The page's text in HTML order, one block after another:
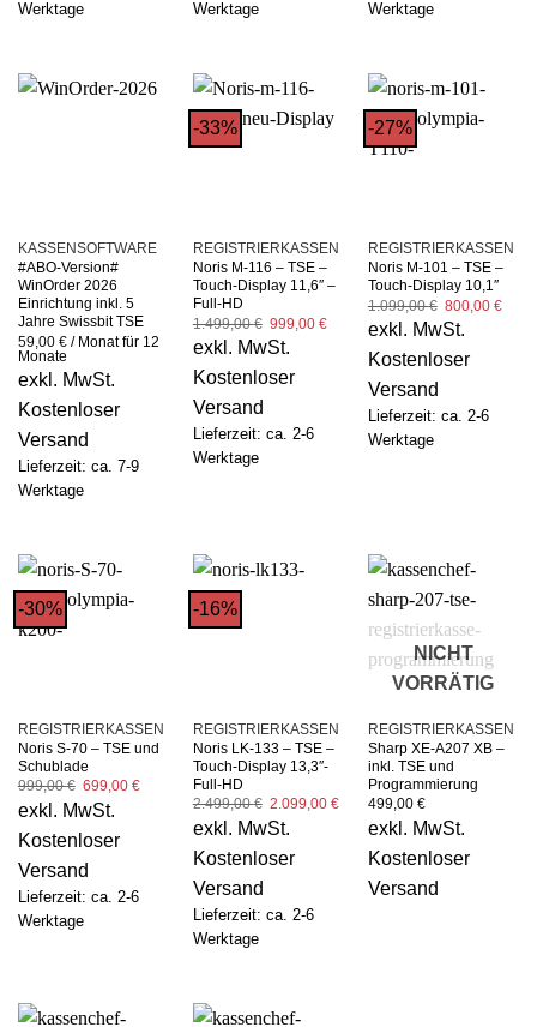
Werktage
Werktage
Werktage
KASSENSOFTWARE
#ABO-Version#
WinOrder 2026
Einrichtung inkl. 5
Jahre Swissbit TSE
59,00 € / Monat für 12
Monate
exkl. MwSt.
Kostenloser
Versand
Lieferzeit: ca. 7-9
Werktage
-33%
REGISTRIERKASSEN
Noris M-116 – TSE –
Touch-Display 11,6″ –
Full-HD
1.499,00€ Ursprünglicher
Preis
war:
999,00€Aktueller
999,00 €.
exkl. MwSt.
Kostenloser
Versand
Lieferzeit: ca. 2-6
Werktage
-27%
REGISTRIERKASSEN
Noris M-101 – TSE –
Touch-Display 10,1″
1.099,00€
Preis
war:
800,00€
exkl. MwSt.
Kostenloser
Versand
Lieferzeit: ca. 2-6
Werktage
-30%
REGISTRIERKASSEN
Noris S-70 – TSE und
Schublade
999,00€ Ursprünglicher
Preis
war:
699,00€Aktueller
699,00 €.
exkl. MwSt.
Kostenloser
Versand
Lieferzeit: ca. 2-6
Werktage
-16%
REGISTRIERKASSEN
Noris LK-133 – TSE –
Touch-Display 13,3″-
Full-HD
2.499,00€ Ursprünglicher
Preis
war:
2.099,00€Aktueller
exkl. MwSt.
Kostenloser
Versand
Lieferzeit: ca. 2-6
Werktage
NICHT
VORRÄTIG
REGISTRIERKASSEN
Sharp XE-A207 XB –
inkl. TSE und
Programmierung
499,00 €
exkl. MwSt.
Kostenloser
Versand